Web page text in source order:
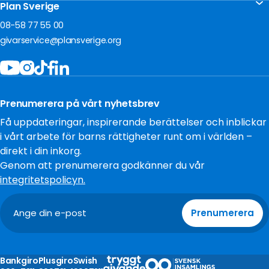
För företag
Om oss
Akut insamling Sudan
Ge en gåva
Bli månadsgivare
Starta egen insamling
Bidra som företag
Filantropi och stiftelser
Testamentera
Kontakta oss
Frågor och svar
Jobba hos oss
Policys och villkor
Tillgänglighet
Cookies
Plan Sverige
08-58 77 55 00
givarservice@plansverige.org
Prenumerera på vårt nyhetsbrev
Få uppdateringar, inspirerande berättelser och inblickar
i vårt arbete för barns rättigheter runt om i världen –
direkt i din inkorg.
Genom att prenumerera godkänner du vår
integritetspolicyn.
Prenumerera
BankgiroPlusgiroSwish